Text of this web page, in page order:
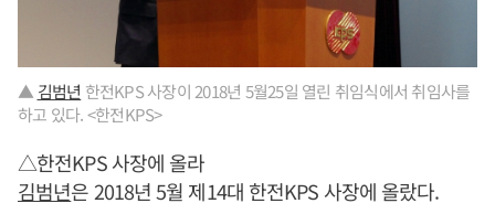
▲ 김범년 한전KPS 사장이 2018년 5월25일 열린 취임식에서 취임사를
하고 있다. <한전KPS>
△한전KPS 사장에 올라
김범년은 2018년 5월 제14대 한전KPS 사장에 올랐다.